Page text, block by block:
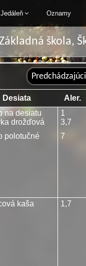
Jedáleň Oznamy
škola,
Desiata Aler.
na desiatu
drožďová
polotučné
1
3,7
7
kaša 1,7